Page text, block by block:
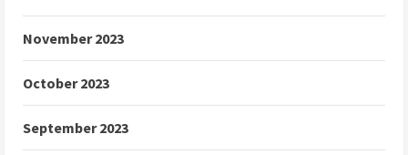
November 2023
October 2023
September 2023